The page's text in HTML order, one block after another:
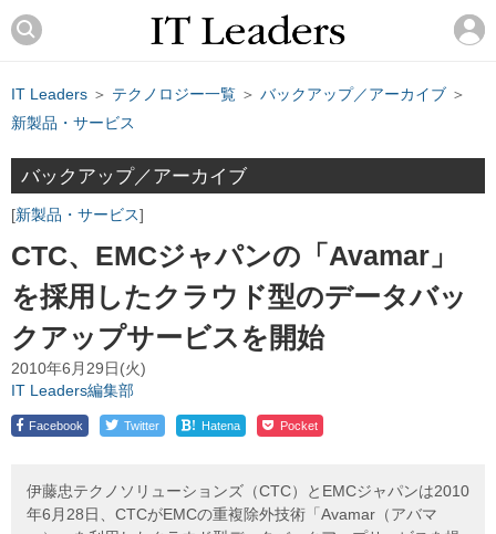
IT Leaders ＞ テクノロジー一覧 ＞ バックアップ／アーカイブ ＞
新製品・サービス
バックアップ／アーカイブ
新製品・サービス
CTC、EMCジャパンの「Avamar」
を採用したクラウド型のデータバッ
クアップサービスを開始
2010年6月29日(火)
IT Leaders編集部
Facebook Twitter ! Hatena Pocket
伊藤忠テクノソリューションズ（CTC）とEMCジャパンは2010
年6月28日、CTCがEMCの重複除外技術「Avamar（アバマ